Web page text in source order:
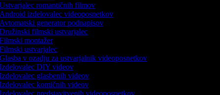
romantičnih filmov
izdelovalec videoposnetkov
generator podnapisov
filmski ustvarjalec
montažer
ustvarjalec
v ozadju za ustvarjalnik videoposnetkov
DIY videov
glasbenih videov
komičnih videov